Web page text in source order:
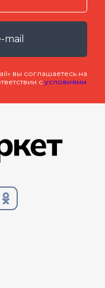
mail
вы соглашаетесь на
с условиями